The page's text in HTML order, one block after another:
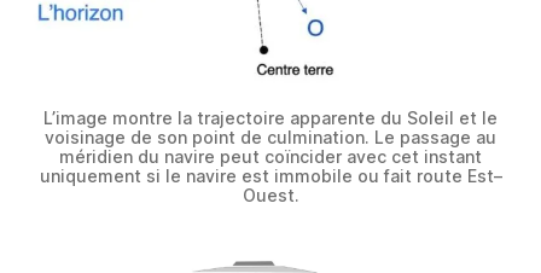
L’image montre la trajectoire apparente du Soleil et le
voisinage de son point de culmination. Le passage au
méridien du navire peut coïncider avec cet instant
uniquement si le navire est immobile ou fait route Est–
Ouest.